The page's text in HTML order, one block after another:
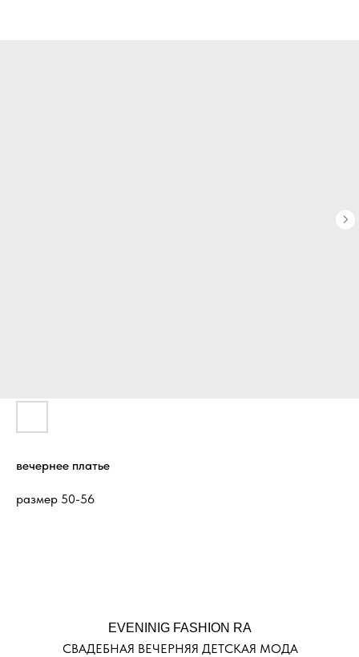
вечернее платье
размер 50-56
EVENINIG FASHION RA
СВАДЕБНАЯ ВЕЧЕРНЯЯ ДЕТСКАЯ МОДА